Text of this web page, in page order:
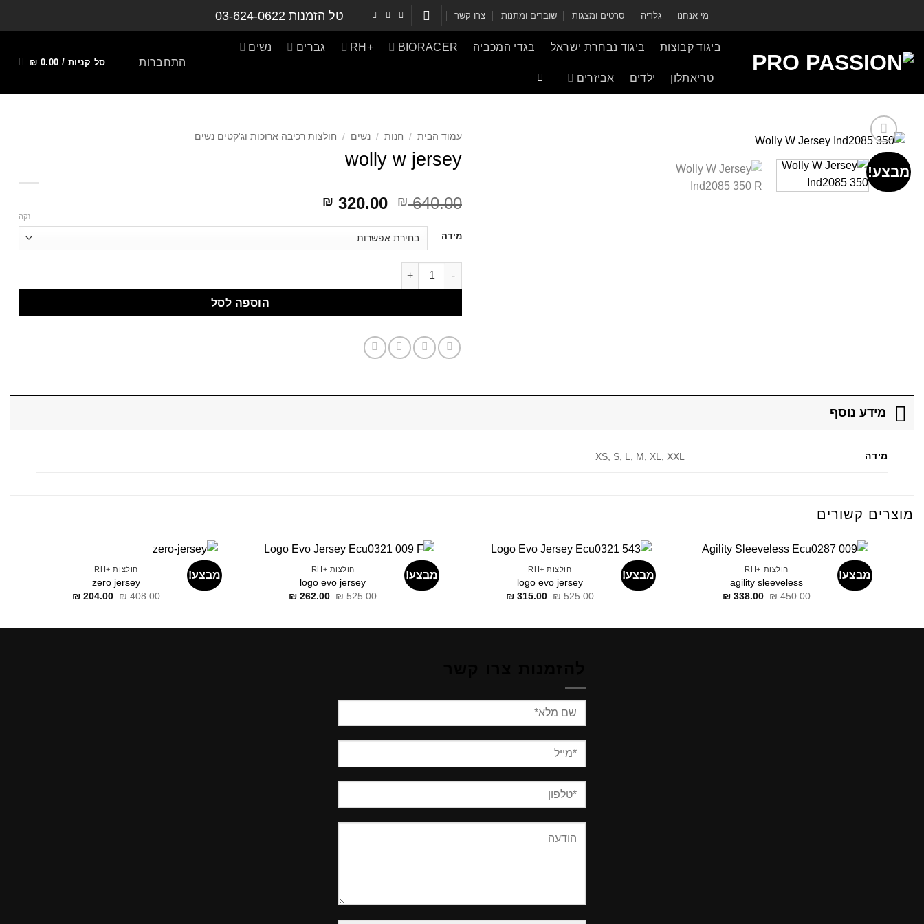
מי אנחנו גלריה סרטים ומצגות שוברים ומתנות צרו קשר טל הזמנות 03-624-0622
ביגוד קבוצות ביגוד נבחרת ישראל בגדי המכביה BIORACER
+RH גברים נשים
טריאתלון ילדים אביזרים
התחברות סל קניות / ₪ 0.00
מבצע!
עמוד הבית / חנות / נשים / חולצות רכיבה ארוכות וג'קטים נשים
wolly w jersey
₪640.00
דילוג
₪ 320.00
מידה
נקה
דילוג לתוכן
הוספה לסל
מידע נוסף
מידה XS, S, L, M, XL, XXL
מוצרים קשורים
מבצע! חולצות +RH
agility sleeveless
₪450.00
דילוג
₪338.00
מבצע! חולצות +RH
logo evo jersey
₪525.00
דילוג
₪315.00
מבצע! חולצות +RH
logo evo jersey
₪525.00
דילוג
₪ 262.00
דילוג
מבצע! חולצות +RH
zero jersey
₪408.00
דילוג
₪204.00